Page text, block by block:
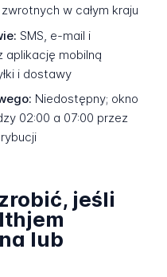
w całym kraju
SMS, e-mail i
aplikację mobilną
i dostawy
Niedostępny; okno
02:00 a 07:00 przez
jeśli
lub